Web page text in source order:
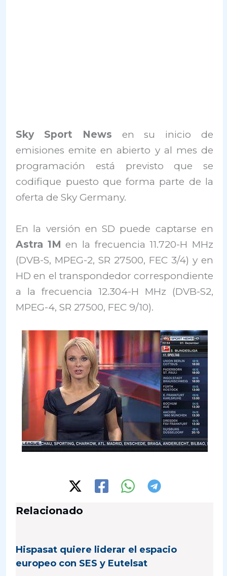
Sky Sport News en su inicio de
emisiones emite en abierto y al mes de
programación está previsto que se
codifique puesto que forma parte de la
oferta de Sky Germany.
En la versión en SD puede captarse en
Astra 1M en la frecuencia 11.720-H MHz
(DVB-S, MPEG-2, SR 27500, FEC 3/4) y en
HD en el transpondedor correspondiente
a la frecuencia 12.304-H MHz (DVB-S2,
MPEG-4, SR 27500, FEC 9/10).
Relacionado
Hispasat quiere liderar el espacio
europeo con SES y Eutelsat